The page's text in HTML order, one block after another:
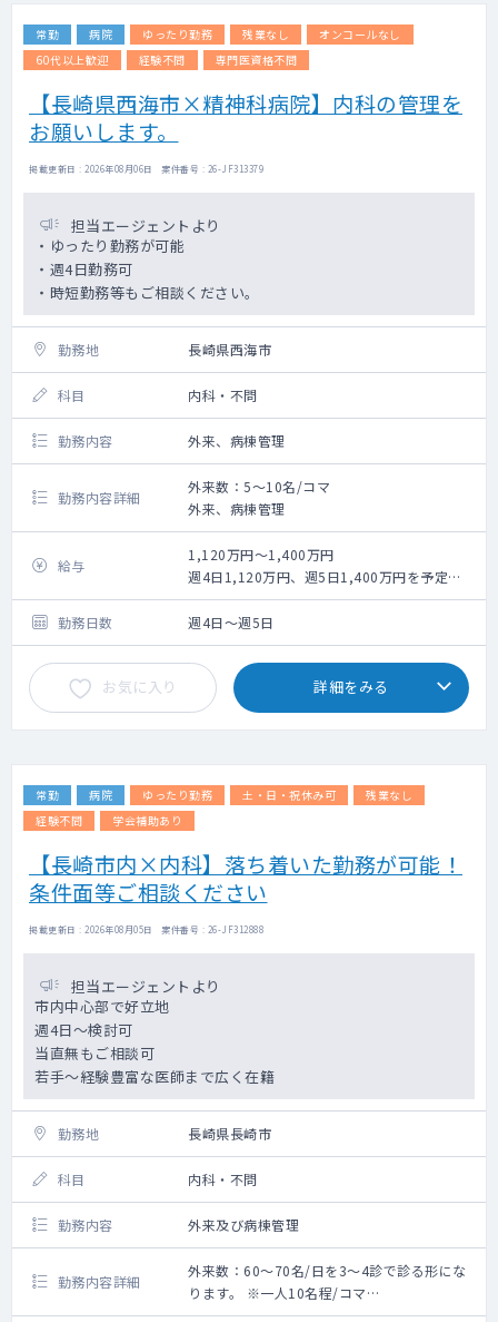
常勤 病院 ゆったり勤務 残業なし
オンコールなし
60代以上歓迎
経験不問 専門医資格不問
【長崎県西海市×精神科病院】内科の管理を
お願いします。
掲載更新日 : 2026年08月06日 案件番号 : 26-JF313379
担当エージェントより
・ゆったり勤務が可能
・週4日勤務可
・時短勤務等もご相談ください。
勤務地 長崎県西海市
科目 内科・不問
勤務内容 外来、病棟管理
勤務内容詳細
外来数：5～10名/コマ
外来、病棟管理
給与
1,120万円～1,400万円
週4日1,120万円、週5日1,400万円を予定
（応相談）
勤務日数
週4日～週5日
お気に入り 詳細をみる
常勤 病院 ゆったり勤務 土・日・祝休み可
残業なし
経験不問
学会補助あり
【長崎市内×内科】落ち着いた勤務が可能！
条件面等ご相談ください
掲載更新日 : 2026年08月05日 案件番号 : 26-JF312888
担当エージェントより
市内中心部で好立地
週4日～検討可
当直無もご相談可
若手～経験豊富な医師まで広く在籍
勤務地 長崎県長崎市
科目 内科・不問
勤務内容 外来及び病棟管理
勤務内容詳細
外来数：60～70名/日を3～4診で診る形にな
ります。 ※一人10名程/コマ
救急搬入数：10台程 ※夜間救急搬入はありま